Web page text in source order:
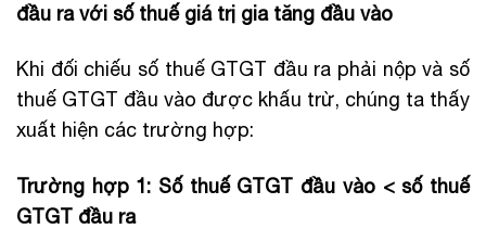
đầu ra với số thuế giá trị gia tăng đầu vào
Khi đối chiếu số thuế GTGT đầu ra phải nộp và số
thuế GTGT đầu vào được khấu trừ, chúng ta thấy
xuất hiện các trường hợp:
Trường hợp 1: Số thuế GTGT đầu vào < số thuế
GTGT đầu ra